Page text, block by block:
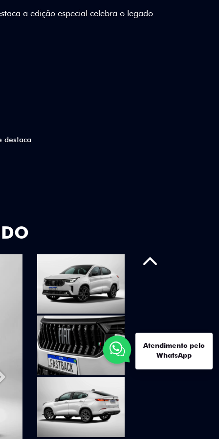
e detalhes em Citrus Green criam
Atendimento pelo
WhatsApp